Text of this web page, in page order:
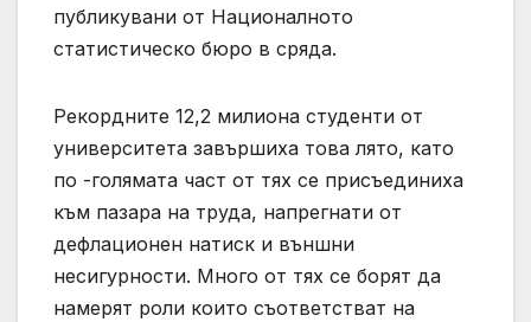
публикувани от Националното
статистическо бюро в сряда.
Рекордните 12,2 милиона студенти от
университета завършиха това лято, като
по -голямата част от тях се присъединиха
към пазара на труда, напрегнати от
дефлационен натиск и външни
несигурности. Много от тях се борят да
намерят роли които съответстват на